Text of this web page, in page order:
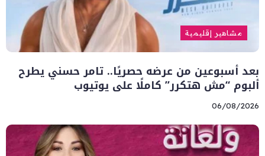
مشاهير إقليمية
بعد أسبوعين من عرضه حصريًا.. تامر حسني يطرح
ألبوم “مش هتكرر” كاملًا على يوتيوب
06/08/2026